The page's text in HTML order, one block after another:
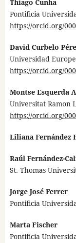
Thiago Cunha
Pontificia
https://orcid.org/
David Curbelo
Universidad
https://orcid.org/
Montse Esquerda
Universitat Ramon
https://orcid.org/
Liliana Fernández
Raúl Fernández-
St. Thomas
Jorge José Ferrer
Pontificia
Marta Fischer
Pontificia